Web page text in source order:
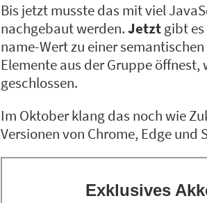
Bis jetzt musste das mit viel
nachgebaut werden.Jetztgibt
name-Wert zu einer
Elemente aus der Gruppe
geschlossen.
Im Oktober klang das noch wie
Versionen von Chrome, Edge